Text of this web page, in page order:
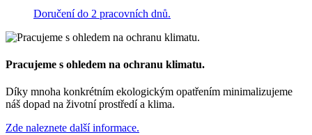
Doručení do 2 pracovních dnů.
Pracujeme s ohledem na ochranu klimatu.
Díky mnoha konkrétním ekologickým opatřením minimalizujeme
náš dopad na životní prostředí a klima.
Zde naleznete další informace.